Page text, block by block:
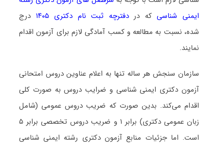
ایمنی شناسیکه در دفترچه ثبت نام دکتری ۱۴۰۵
درج
شده، نسبت به مطالعه و کسب آمادگی لازم برای آزمون اقدام
نمایند.
سازمان سنجش هر ساله تنها به اعلام عناوین دروس امتحانی
آزمون دکتری ایمنی شناسی و ضرایب دروس به صورت کلی
اقدام می‌کند. بدین صورت که ضریب دروس عمومی (شامل
زبان عمومی دکتری) برابر ۱ و ضریب دروس تخصصی برابر ۵
است. اما جزئیات منابع آزمون دکتری رشته ایمنی شناسی